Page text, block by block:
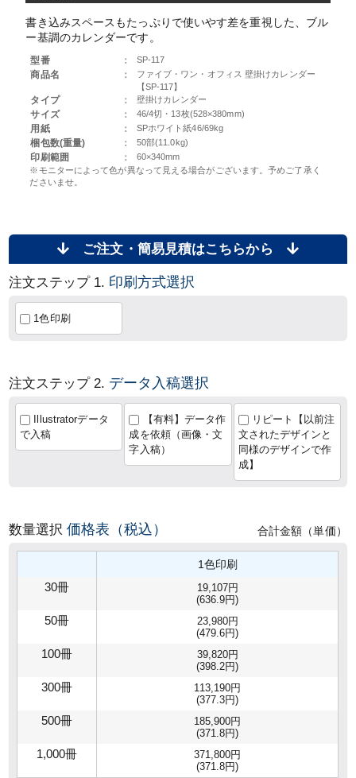
書き込みスペースもたっぷりで使いやす差を重視した、ブル
ー基調のカレンダーです。
型番 ： SP-117
商品名 ：
ファイブ・ワン・オフィス 壁掛けカレンダー
【SP-117】
タイプ ： 壁掛けカレンダー
サイズ ： 46/4切・13枚(528×380mm)
用紙 ： SPホワイト紙46/69kg
梱包数(重量) ： 50部(11.0kg)
印刷範囲 ：
60×340mm
※モニターによって色が異なって見える場合がございます。予めご了承く
ださいませ。
ご注文・簡易見積はこちらから
注文ステップ 1. 印刷方式選択
1色印刷
注文ステップ 2. データ入稿選択
Illustratorデータ
で入稿
【有料】データ作
成を依頼（画像・文
字入稿）
リピート【以前注
文されたデザインと
同様のデザインで作
成】
数量選択価格表（税込） 合計金額（単価）
1色印刷
30冊
19,107円
(636.9円)
50冊
23,980円
(479.6円)
100冊
39,820円
(398.2円)
300冊
113,190円
(377.3円)
500冊
185,900円
(371.8円)
1,000冊
371,800円
(371.8円)